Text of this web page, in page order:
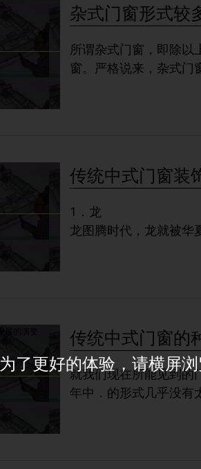
杂式门窗形式较
所谓杂式门窗，即除以
窗。严格说来，杂式门
传统中式门窗装
1．龙
龙图腾时代，龙就被华
传统中式门窗的
就我们现在所能见到的门窗一类装修资料
年中．的形式几乎没有
为了更好的体验，请横屏